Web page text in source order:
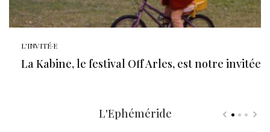
L'INVITÉ·E
La Kabine, le festival Off Arles, est notre invitée
L'Ephéméride